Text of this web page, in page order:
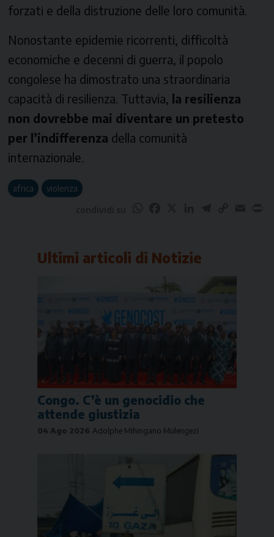
forzati e della distruzione delle loro comunità.
Nonostante epidemie ricorrenti, difficoltà
economiche e decenni di guerra, il popolo
congolese ha dimostrato una straordinaria
capacità di resilienza. Tuttavia, la resilienza
non dovrebbe mai diventare un pretesto
per l’indifferenza della comunità
internazionale.
africa violenza
Ultimi articoli di Notizie
Congo. C’è un genocidio che
attende giustizia
04 Ago 2026 Adolphe Mihingano Mulengezi